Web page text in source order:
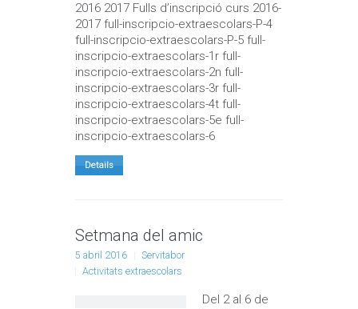
2016 2017 Fulls d’inscripció curs 2016-
2017 full-inscripcio-extraescolars-P-4
full-inscripcio-extraescolars-P-5 full-
inscripcio-extraescolars-1r full-
inscripcio-extraescolars-2n full-
inscripcio-extraescolars-3r full-
inscripcio-extraescolars-4t full-
inscripcio-extraescolars-5e full-
inscripcio-extraescolars-6
Details
Setmana del amic
5 abril 2016
Servitabor
Activitats extraescolars
Del 2 al 6 de